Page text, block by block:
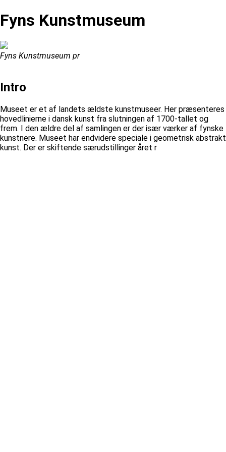
Fyns Kunstmuseum
Fyns Kunstmuseum pr
Intro
Museet er et af landets ældste kunstmuseer. Her præsenteres
hovedlinierne i dansk kunst fra slutningen af 1700-tallet og
frem. I den ældre del af samlingen er der især værker af fynske
kunstnere. Museet har endvidere speciale i geometrisk abstrakt
kunst. Der er skiftende særudstillinger året r